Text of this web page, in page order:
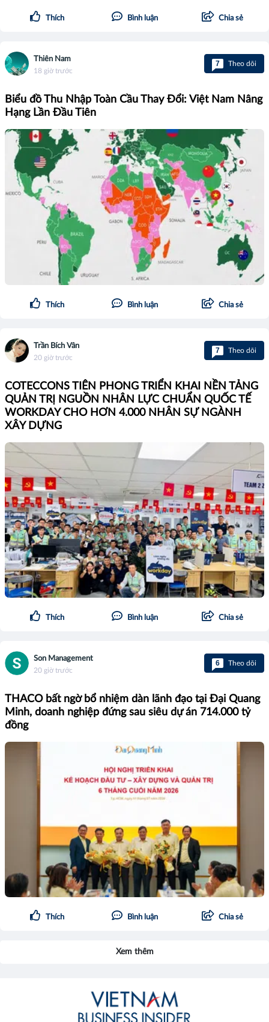
Thích Bình luận Chia sẻ
Thiên Nam
18 giờ trước
7 Theo dõi
Biểu đồ Thu Nhập Toàn Cầu Thay Đổi: Việt Nam Nâng
Hạng Lần Đầu Tiên
Thích Bình luận Chia sẻ
Trần Bích Vân
20 giờ trước
7 Theo dõi
COTECCONS TIÊN PHONG TRIỂN KHAI NỀN TẢNG
QUẢN TRỊ NGUỒN NHÂN LỰC CHUẨN QUỐC TẾ
WORKDAY CHO HƠN 4.000 NHÂN SỰ NGÀNH
XÂY DỰNG
Thích Bình luận Chia sẻ
Son Management
20 giờ trước
6 Theo dõi
THACO bất ngờ bổ nhiệm dàn lãnh đạo tại Đại Quang
Minh, doanh nghiệp đứng sau siêu dự án 714.000 tỷ
đồng
Thích Bình luận Chia sẻ
Xem thêm